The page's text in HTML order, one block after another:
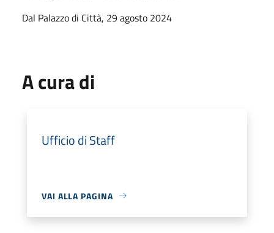
Dal Palazzo di Città, 29 agosto 2024
A cura di
Ufficio di Staff
VAI ALLA PAGINA